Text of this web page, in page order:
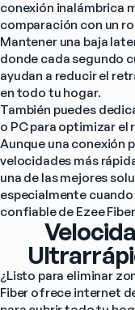
conexión inalámbrica
comparación con un
Mantener una baja
donde cada segundo
ayudan a reducir el
en todo tu hogar.
También puedes
o PC para optimizar el
Aunque una conexión
velocidades más
una de las mejores
especialmente
confiable de Ezee
¿Listo para eliminar
Fiber ofrece internet